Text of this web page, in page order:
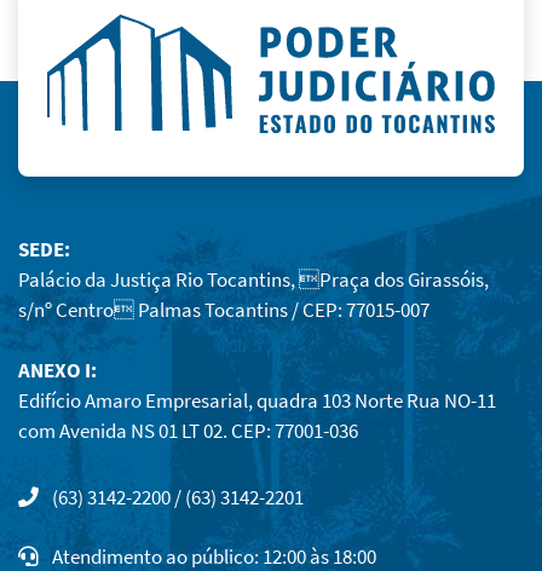
SEDE:
Palácio da Justiça Rio Tocantins, Praça dos Girassóis,
s/nº Centro Palmas Tocantins / CEP: 77015-007
ANEXO I:
Edifício Amaro Empresarial, quadra 103 Norte Rua NO-11
com Avenida NS 01 LT 02. CEP: 77001-036
(63) 3142-2200 / (63) 3142-2201
Atendimento ao público: 12:00 às 18:00